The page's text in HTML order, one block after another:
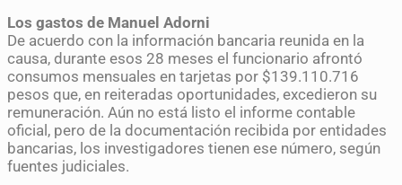
Los gastos de Manuel Adorni
De acuerdo con la información bancaria reunida en la
causa, durante esos 28 meses el funcionario afrontó
consumos mensuales en tarjetas por $139.110.716
pesos que, en reiteradas oportunidades, excedieron su
remuneración. Aún no está listo el informe contable
oficial, pero de la documentación recibida por entidades
bancarias, los investigadores tienen ese número, según
fuentes judiciales.